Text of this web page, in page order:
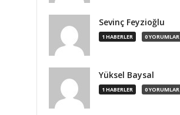
Sevinç Feyzioğlu
1 HABERLER 0 YORUMLAR
Yüksel Baysal
1 HABERLER 0 YORUMLAR